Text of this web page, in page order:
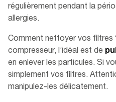
régulièrement pendant la
allergies.
Comment nettoyer vos filtres
compresseur, l’idéal est de
en enlever les particules. Si
simplement vos filtres.
manipulez-les délicatement.